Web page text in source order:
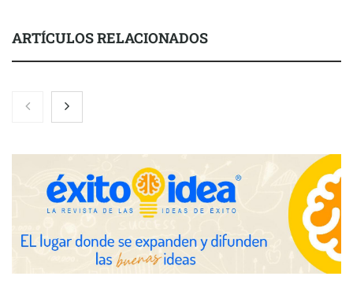
ARTÍCULOS RELACIONADOS
La luz roja, el nuevo aftersun, actúa en la recuperación de la piel
después del sol
Eulalia Roig lanza ‘The Journal’, una revista digital mensual de
entrevistas y fotografía editorial